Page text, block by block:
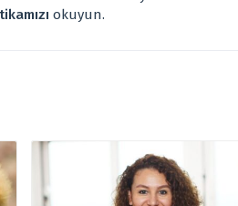
doğabilecek kayıp ve zararlardan,
okuyun.